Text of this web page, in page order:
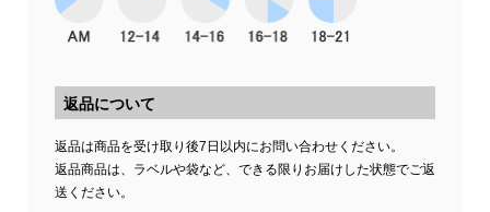
返品について
返品は商品を受け取り後7日以内にお問い合わせください。
返品商品は、ラベルや袋など、できる限りお届けした状態でご返
送ください。